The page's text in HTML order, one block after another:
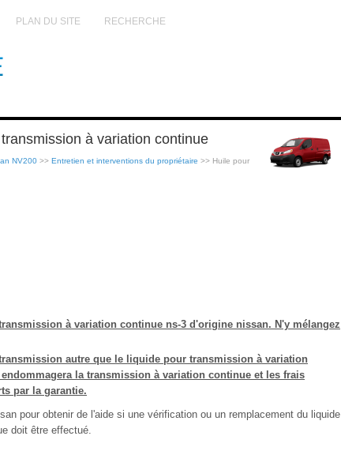
PLAN DU SITE RECHERCHE
à variation continue
NV200 >> Entretien et interventions du propriétaire >> Huile pour
à variation continue ns-3 d'origine nissan. N'y mélangez
autre que le liquide pour transmission à variation
la transmission à variation continue et les frais
par la garantie.
pour obtenir de l'aide si une vérification ou un remplacement du liquide
doit être effectué.